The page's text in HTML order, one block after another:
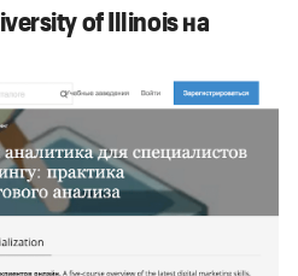
of Illinois на